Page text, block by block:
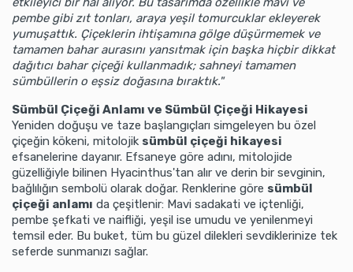
pembe gibi zıt tonları, araya yeşil tomurcuklar ekleyerek
yumuşattık. Çiçeklerin ihtişamına gölge düşürmemek ve
tamamen bahar aurasını yansıtmak için başka hiçbir dikkat
dağıtıcı bahar çiçeği kullanmadık; sahneyi tamamen
sümbüllerin o eşsiz doğasına bıraktık."
Sümbül Çiçeği Anlamı ve Sümbül Çiçeği Hikayesi
Yeniden doğuşu ve taze başlangıçları simgeleyen bu özel
çiçeğin kökeni, mitolojik sümbül çiçeği hikayesi
efsanelerine dayanır. Efsaneye göre adını, mitolojide
güzelliğiyle bilinen Hyacinthus'tan alır ve derin bir sevginin,
bağlılığın sembolü olarak doğar. Renklerine göre sümbül
çiçeği anlamı da çeşitlenir: Mavi sadakati ve içtenliği,
pembe şefkati ve naifliği, yeşil ise umudu ve yenilenmeyi
temsil eder. Bu buket, tüm bu güzel dilekleri sevdiklerinize tek
seferde sunmanızı sağlar.